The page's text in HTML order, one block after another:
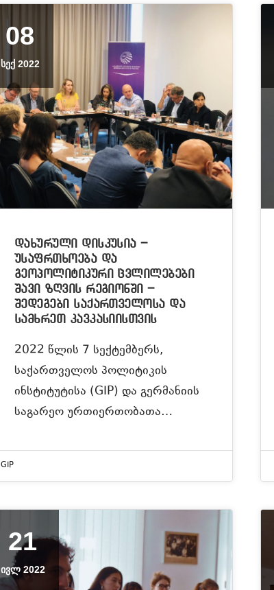
08
ᲡᲔᲥ 2022
დახურული დისკუსია –
უსაფრთხოება და
გეოპოლიტიკური ცვლილებები
შავი ზღვის რეგიონში –
შედეგები საქართველოსა და
სამხრეთ კავკასიისთვის
2022 წლის 7 სექტემბერს,
საქართველოს პოლიტიკის
ინსტიტუტისა (GIP) და გერმანიის
საგარეო ურთიერთობათა…
GIP
21
ᲘᲕᲚ 2022